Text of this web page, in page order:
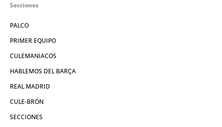
Secciones
PALCO
PRIMER EQUIPO
CULEMANIACOS
HABLEMOS DEL BARÇA
REAL MADRID
CULE-BRÓN
SECCIONES